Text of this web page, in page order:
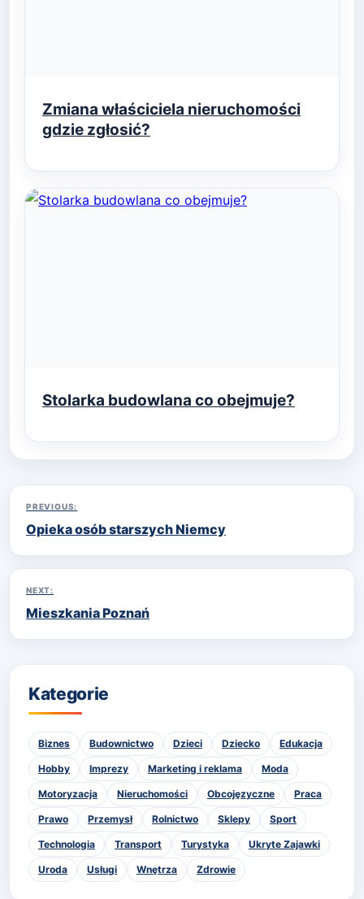
Zmiana właściciela nieruchomości
gdzie zgłosić?
Stolarka budowlana co obejmuje?
Nawigacja
wpisu
PREVIOUS:
Opieka osób starszych Niemcy
NEXT:
Mieszkania Poznań
Kategorie
Biznes Budownictwo Dzieci Dziecko Edukacja
Hobby Imprezy Marketing i reklama Moda
Motoryzacja Nieruchomości Obcojęzyczne Praca
Prawo Przemysł Rolnictwo Sklepy Sport
Technologia Transport Turystyka Ukryte Zajawki
Uroda Usługi Wnętrza Zdrowie